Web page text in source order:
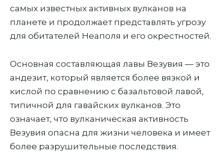
самых известных активных вулканов на
планете и продолжает представлять угрозу
для обитателей Неаполя и его окрестностей.
Основная составляющая лавы Везувия — это
андезит, который является более вязкой и
кислой по сравнению с базальтовой лавой,
типичной для гавайских вулканов. Это
означает, что вулканическая активность
Везувия опасна для жизни человека и имеет
более разрушительные последствия.